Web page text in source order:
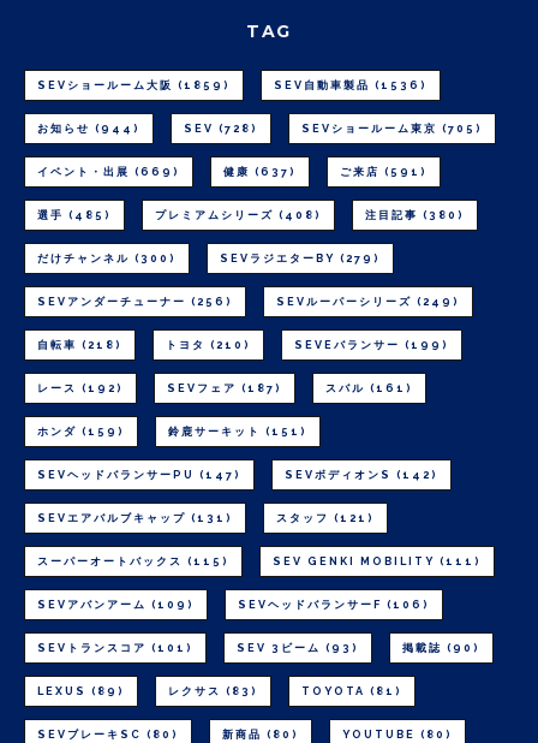
TAG
SEVショールーム大阪 (1859) SEV自動車製品 (1536)
お知らせ (944) SEV (728) SEVショールーム東京 (705)
イベント・出展 (669) 健康 (637) ご来店 (591)
選手 (485) プレミアムシリーズ (408) 注目記事 (380)
だけチャンネル (300) SEVラジエターBY (279)
SEVアンダーチューナー (256) SEVルーパーシリーズ (249)
自転車 (218) トヨタ (210) SEVEバランサー (199)
レース (192) SEVフェア (187) スバル (161)
ホンダ (159) 鈴鹿サーキット (151)
SEVヘッドバランサーPU (147) SEVボディオンS (142)
SEVエアバルブキャップ (131) スタッフ (121)
スーパーオートバックス (115) SEV GENKI MOBILITY (111)
SEVアバンアーム (109) SEVヘッドバランサーF (106)
SEVトランスコア (101) SEV 3ビーム (93) 掲載誌 (90)
LEXUS (89) レクサス (83) TOYOTA (81)
SEVブレーキSC (80) 新商品 (80) YOUTUBE (80)